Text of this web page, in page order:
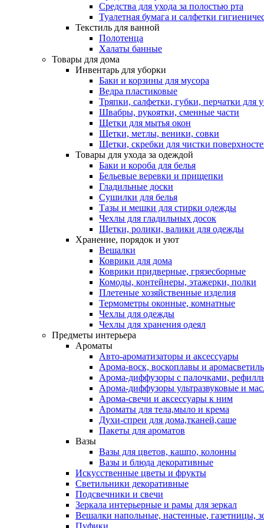
Средства для ухода за полостью рта
Туалетная бумага и салфетки
Текстиль для ванной
Полотенца
Халаты банные
Товары для дома
Инвентарь для уборки
Баки и корзины для мусора
Ведра пластиковые
Тряпки, салфетки, губки, перчатки для
Швабры, рукоятки, сменные части
Щетки для мытья окон
Щетки, метлы, веники, совки
Щетки, скребки для чистки
Товары для ухода за одеждой
Баки и короба для белья
Бельевые веревки и прищепки
Гладильные доски
Сушилки для белья
Тазы и мешки для стирки одежды
Чехлы для гладильных досок
Щетки, ролики, валики для одежды
Хранение, порядок и уют
Вешалки
Коврики для дома
Коврики придверные, грязесборные
Комоды, контейнеры, этажерки, полки
Плетеные хозяйственные изделия
Термометры оконные, комнатные
Чехлы для одежды
Чехлы для хранения одеял
Предметы интерьера
Ароматы
Авто-ароматизаторы и аксессуары
Арома-воск, воскоплавы и
Арома-диффузоры с палочками,
Арома-диффузоры ультразвуковые и
Арома-свечи и аксессуары к ним
Ароматы для тела,мыло и крема
Духи-спреи для дома,тканей,саше
Пакеты для ароматов
Вазы
Вазы для цветов, кашпо, колонны
Вазы и блюда декоративные
Искусственные цветы и фрукты
Светильники декоративные
Подсвечники и свечи
Зеркала интерьерные и рамы для зеркал
Вешалки напольные, настенные, газетницы,
Пуфики